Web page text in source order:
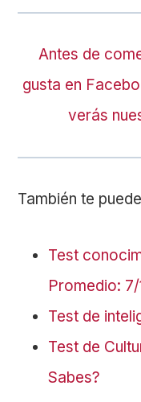
Antes de
gusta en
verás
También te
Test
Promedio: 7/
Test de
Test de
Sabes?